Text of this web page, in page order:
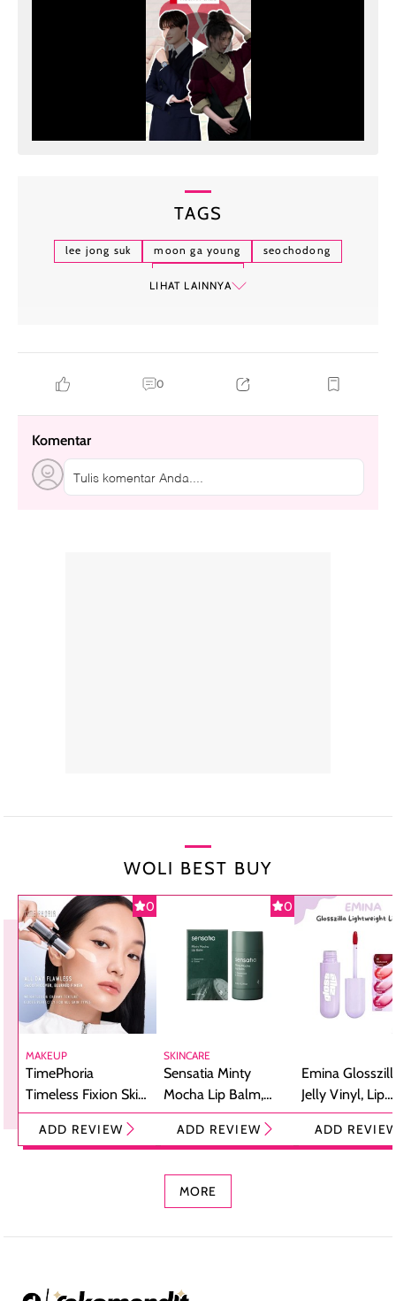
TAGS
lee jong suk moon ga young
seochodong
LIHAT LAINNYA
0
Komentar
Tulis komentar Anda....
WOLI BEST BUY
0
MAKEUP
TimePhoria
Timeless Fixion Skin
Tint Stick,
Foundation dan
ADD REVIEW
0
SKINCARE
Sensatia Minty
Mocha Lip Balm,
Pelembap Bibir
dengan Aroma
ADD REVIEW
Emina
Jelly Vinyl, Lip
Cream Glossy
Ringan
ADD
MORE